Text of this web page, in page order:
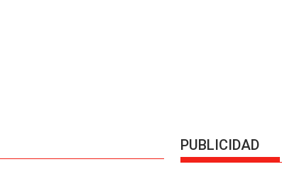
PUBLICIDAD